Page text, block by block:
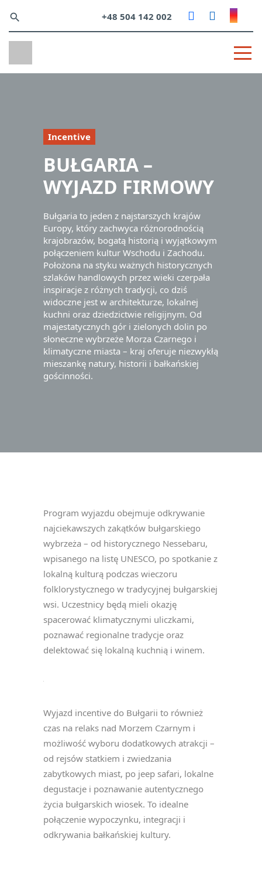
search +48 504 142 002
Incentive
BUŁGARIA –
WYJAZD FIRMOWY
Bułgaria to jeden z najstarszych krajów
Europy, który zachwyca różnorodnością
krajobrazów, bogatą historią i wyjątkowym
połączeniem kultur Wschodu i Zachodu.
Położona na styku ważnych historycznych
szlaków handlowych przez wieki czerpała
inspiracje z różnych tradycji, co dziś
widoczne jest w architekturze, lokalnej
kuchni oraz dziedzictwie religijnym. Od
majestatycznych gór i zielonych dolin po
słoneczne wybrzeże Morza Czarnego i
klimatyczne miasta – kraj oferuje niezwykłą
mieszankę natury, historii i bałkańskiej
gościnności.
Program wyjazdu obejmuje odkrywanie
najciekawszych zakątków bułgarskiego
wybrzeża – od historycznego Nessebaru,
wpisanego na listę UNESCO, po spotkanie z
lokalną kulturą podczas wieczoru
folklorystycznego w tradycyjnej bułgarskiej
wsi. Uczestnicy będą mieli okazję
spacerować klimatycznymi uliczkami,
poznawać regionalne tradycje oraz
delektować się lokalną kuchnią i winem.
Wyjazd incentive do Bułgarii to również
czas na relaks nad Morzem Czarnym i
możliwość wyboru dodatkowych atrakcji –
od rejsów statkiem i zwiedzania
zabytkowych miast, po jeep safari, lokalne
degustacje i poznawanie autentycznego
życia bułgarskich wiosek. To idealne
połączenie wypoczynku, integracji i
odkrywania bałkańskiej kultury.